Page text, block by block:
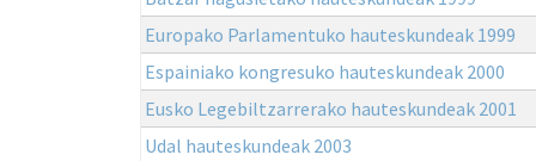
Europako Parlamentuko hauteskundeak 1999
Espainiako kongresuko hauteskundeak 2000
Eusko Legebiltzarrerako hauteskundeak 2001
Udal hauteskundeak 2003